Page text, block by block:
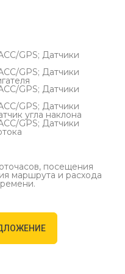
GPS; Датчики
GPS; Датчики
GPS; Датчики
GPS; Датчики
угла наклона
GPS; Датчики
посещения
маршрута и расхода